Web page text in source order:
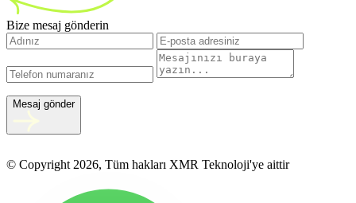
Bize mesaj gönderin
Mesaj gönder
© Copyright 2026, Tüm hakları XMR Teknoloji'ye aittir